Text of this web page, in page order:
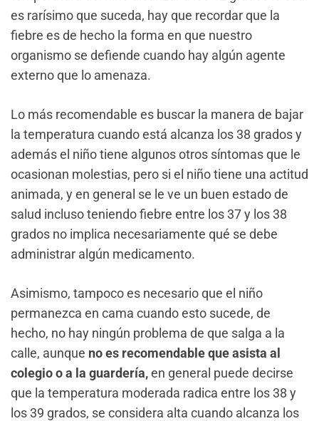
es rarísimo que suceda, hay que recordar que la
fiebre es de hecho la forma en que nuestro
organismo se defiende cuando hay algún agente
externo que lo amenaza.
Lo más recomendable es buscar la manera de bajar
la temperatura cuando está alcanza los 38 grados y
además el niño tiene algunos otros síntomas que le
ocasionan molestias, pero si el niño tiene una actitud
animada, y en general se le ve un buen estado de
salud incluso teniendo fiebre entre los 37 y los 38
grados no implica necesariamente qué se debe
administrar algún medicamento.
Asimismo, tampoco es necesario que el niño
permanezca en cama cuando esto sucede, de
hecho, no hay ningún problema de que salga a la
calle, aunque no es recomendable que asista al
colegio o a la guardería,en general puede decirse
que la temperatura moderada radica entre los 38 y
los 39 grados, se considera alta cuando alcanza los